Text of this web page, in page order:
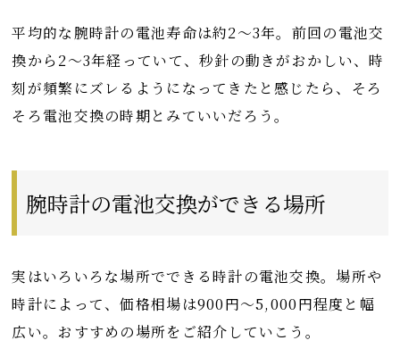
平均的な腕時計の電池寿命は約2〜3年。前回の電池交
換から2〜3年経っていて、秒針の動きがおかしい、時
刻が頻繁にズレるようになってきたと感じたら、そろ
そろ電池交換の時期とみていいだろう。
腕時計の電池交換ができる場所
実はいろいろな場所でできる時計の電池交換。場所や
時計によって、価格相場は900円～5,000円程度と幅
広い。おすすめの場所をご紹介していこう。